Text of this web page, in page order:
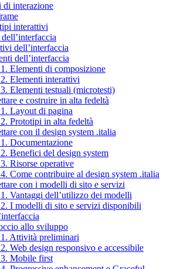
di interazione
interattivi
dell’interfaccia
dell’interfaccia
Elementi di composizione
Elementi interattivi
Elementi testuali (microtesti)
e costruire in alta fedeltà
Layout di pagina
Prototipi in alta fedeltà
con il design system .italia
Documentazione
Benefici del design system
Risorse operative
Come contribuire al design system .italia
con i modelli di sito e servizi
Vantaggi dell’utilizzo dei modelli
I modelli di sito e servizi disponibili
allo sviluppo
Attività preliminari
Web design responsivo e accessibile
Mobile first